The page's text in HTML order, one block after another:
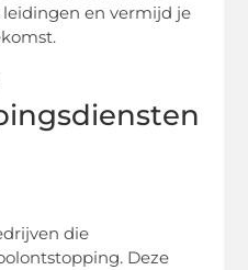
leidingen en vermijd je
die
Deze